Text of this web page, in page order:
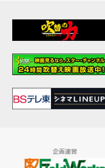
企画運営